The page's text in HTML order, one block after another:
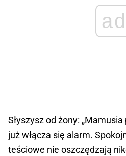
ad
Słyszysz od żony:
już włącza się alarm.
teściowe nie oszczędzają